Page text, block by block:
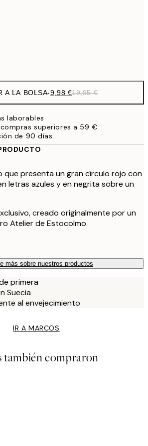
A LA BOLSA-9,98 €19,95 €
laborables
superiores a 59 €
de 90 días
que presenta un gran círculo rojo con
letras azules y en negrita sobre un
creado originalmente por un
Atelier de Estocolmo.
más sobre nuestros productos
primera
Suecia
al envejecimiento
IR A MARCOS
también compraron